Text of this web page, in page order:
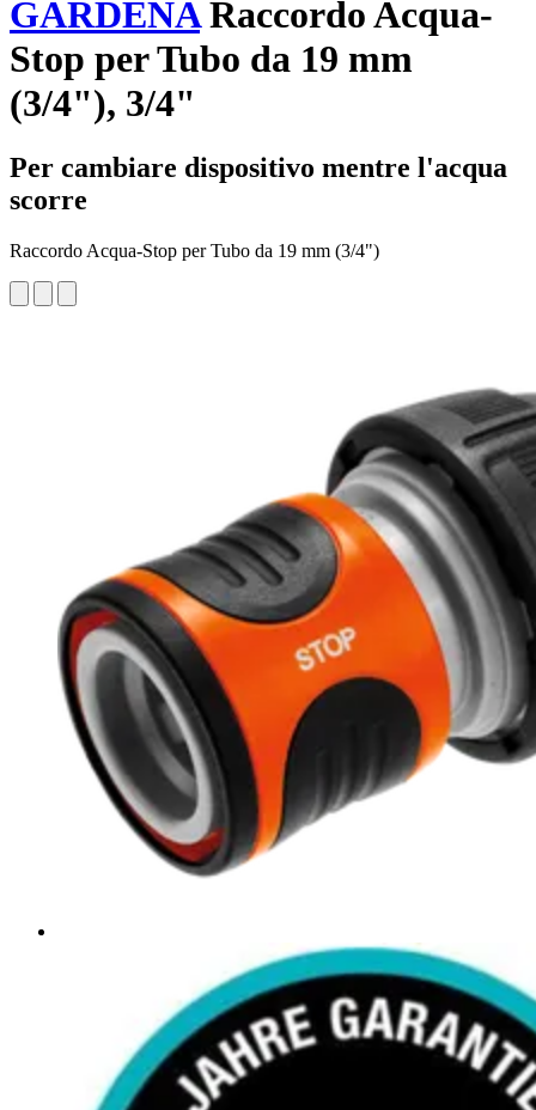
GARDENARaccordo Acqua-
Stop per Tubo da 19 mm
(3/4"), 3/4"
Per cambiare dispositivo mentre l'acqua
scorre
Raccordo Acqua-Stop per Tubo da 19 mm (3/4")